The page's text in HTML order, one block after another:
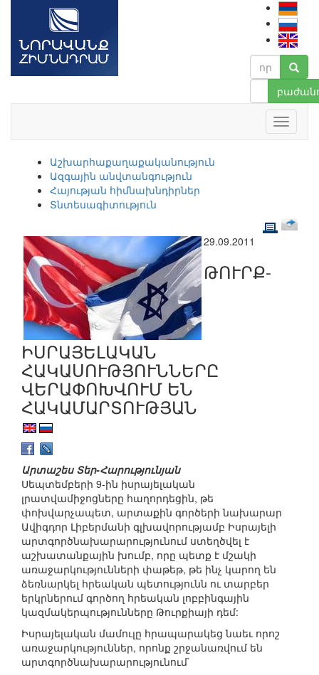
Աշխարհաքաղաքականություն
Ազգային անվտանգություն
Հայության հիմնախնդիրներ
Տնտեսագիտություն
29.09.2011
ԹՈՒՐՔ-
ԻՍՐԱՅԵԼԱԿԱՆ
ՀԱԿԱՍՈՒԹՅՈՒՆՆԵՐԸ
ՎԵՐԱՓՈԽՎՈՒՄ ԵՆ
ՀԱԿԱՄԱՐՏՈՒԹՅԱՆ
Արտաշես Տեր-Հարությունյան
Սեպտեմբերի 9-ին իսրայելական
լրատվամիջոցները հաղորդեցին, թե
փոխվարչապետ, արտաքին գործերի նախարար
Ավիգդոր Լիբերմանի գլխավորությամբ Իսրայելի
արտգործնախարարությունում ստեղծվել է
աշխատանքային խումբ, որը պետք է մշակի
առաջարկությունների փաթեթ, թե ինչ կարող են
ձեռնարկել հրեական պետությունն ու տարբեր
երկրներում գործող հրեական լոբբինգային
կազմակերպությունները Թուրքիայի դեմ:
Իսրայելական մամուլը հրապարակեց նաեւ որոշ
առաջարկություններ, որոնք շրջանառվում են
արտգործնախարարությունում`